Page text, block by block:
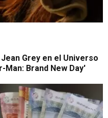
Grey en el Universo
Brand New Day'